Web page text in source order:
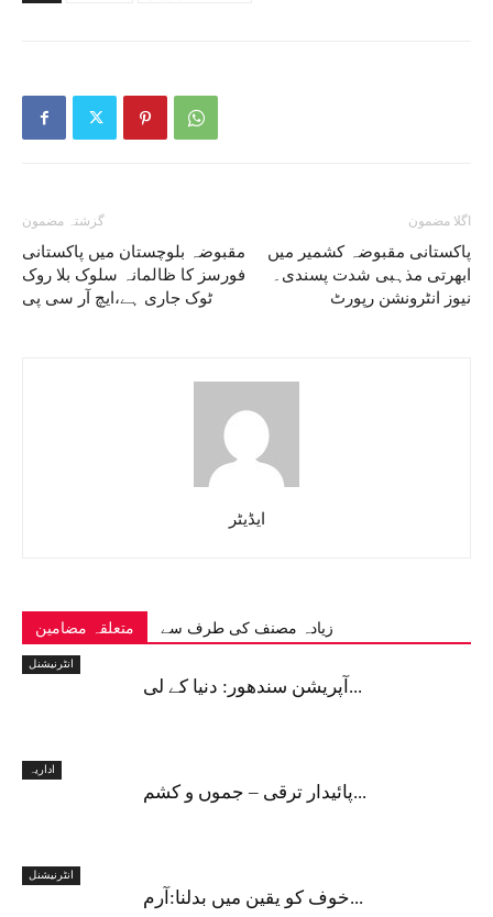
گزشتہ مضمون
مقبوضہ بلوچستان میں پاکستانی
فورسز کا ظالمانہ سلوک بلا روک
ٹوک جاری ہے،ایچ آر سی پی
اگلا مضمون
پاکستانی مقبوضہ کشمیر میں
ابھرتی مذہبی شدت پسندی۔
نیوز انٹرونشن رپورٹ
ایڈیٹر
متعلقہ مضامین زیادہ مصنف کی طرف سے
انٹرنیشنل
آپریشن سندھور: دنیا کے لی...
اداریہ
پائیدار ترقی – جموں و کشم...
انٹرنیشنل
خوف کو یقین میں بدلنا:آرم...